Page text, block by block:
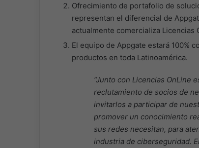
Ofrecimiento de portafolio de
representan el diferencial de
actualmente comercializa
El equipo de Appgate estará 100%
productos en toda Latinoamérica.
“Junto con Licencias OnLine
reclutamiento de socios de
invitarlos a participar de
promover un conocimiento
sus redes necesitan, para
industria de ciberseguridad.